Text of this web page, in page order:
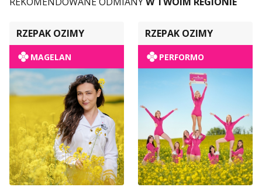
RZEPAK OZIMY
MAGELAN
RZEPAK OZIMY
PERFORMO